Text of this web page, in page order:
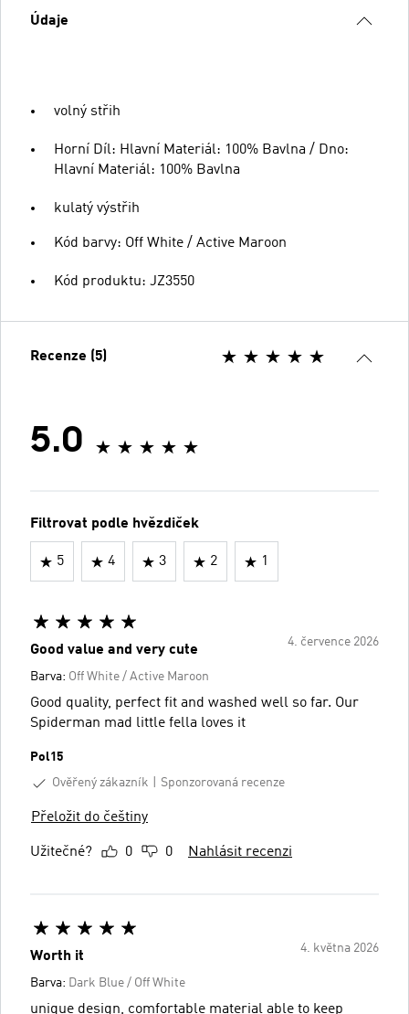
Údaje
volný střih
Horní Díl: Hlavní Materiál: 100% Bavlna / Dno:
Hlavní Materiál: 100% Bavlna
kulatý výstřih
Kód barvy: Off White / Active Maroon
Kód produktu: JZ3550
Recenze (5)
5.0
Filtrovat podle hvězdiček
5 4 3 2 1
4. července 2026
Good value and very cute
Barva: Off White / Active Maroon
Good quality, perfect fit and washed well so far. Our
Spiderman mad little fella loves it
Pol15
Ověřený zákazník
Sponzorovaná recenze
Přeložit do češtiny
Užitečné? 0 0 Nahlásit recenzi
4. května 2026
Worth it
Barva: Dark Blue / Off White
unique design, comfortable material able to keep